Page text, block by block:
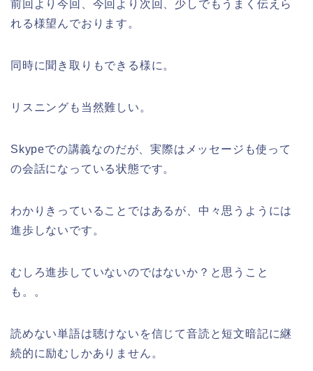
前回より今回、今回より次回、少しでもうまく伝えら
れる様望んでおります。
同時に聞き取りもできる様に。
リスニングも当然難しい。
Skypeでの講義なのだが、実際はメッセージも使って
の会話になっている状態です。
わかりきっていることではあるが、中々思うようには
進歩しないです。
むしろ進歩していないのではないか？と思うこと
も。。
読めない単語は聴けないを信じて音読と短文暗記に継
続的に励むしかありません。